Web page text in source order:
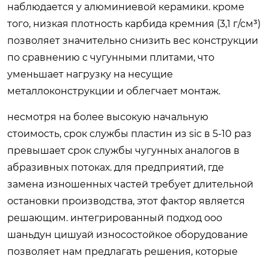
наблюдается у алюминиевой керамики. кроме
того, низкая плотность карбида кремния (3,1 г/см³)
позволяет значительно снизить вес конструкции
по сравнению с чугунными плитами, что
уменьшает нагрузку на несущие
металлоконструкции и облегчает монтаж.
несмотря на более высокую начальную
стоимость, срок службы пластин из sic в 5-10 раз
превышает срок службы чугунных аналогов в
абразивных потоках. для предприятий, где
замена изношенных частей требует длительной
остановки производства, этот фактор является
решающим. интегрированный подход ооо
шаньдун цишуай износостойкое оборудование
позволяет нам предлагать решения, которые